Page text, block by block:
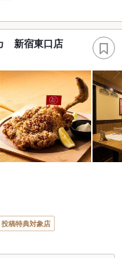
新宿東口店
投稿特典対象店